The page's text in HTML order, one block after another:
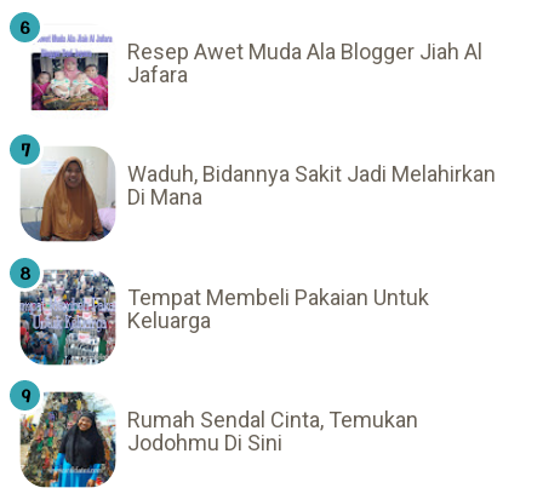
Resep Awet Muda Ala Blogger Jiah Al
Jafara
Waduh, Bidannya Sakit Jadi Melahirkan
Di Mana
Tempat Membeli Pakaian Untuk
Keluarga
Rumah Sendal Cinta, Temukan
Jodohmu Di Sini